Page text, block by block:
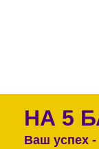
НА 5
Ваш успех